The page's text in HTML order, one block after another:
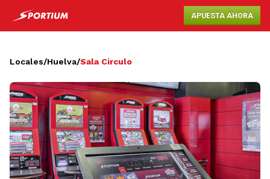
APUESTA AHORA
Locales/Huelva/Sala Circulo